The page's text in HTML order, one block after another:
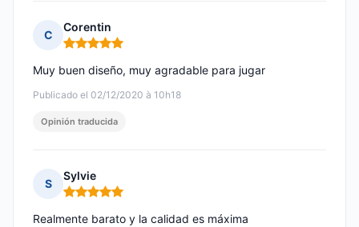
C
Corentin
Nota: 5 de 5
Publicado el 02/12/2020 à 10h18
Muy buen diseño, muy agradable para jugar
Opinión traducida
S
Sylvie
Nota: 5 de 5
Realmente barato y la calidad es máxima